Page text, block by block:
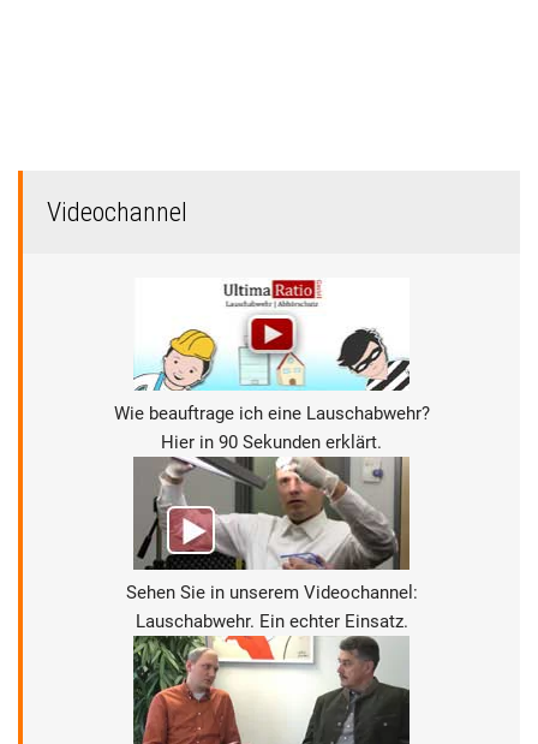
Videochannel
Wie beauftrage ich eine Lauschabwehr?
Hier in 90 Sekunden erklärt.
Sehen Sie in unserem Videochannel:
Lauschabwehr. Ein echter Einsatz.